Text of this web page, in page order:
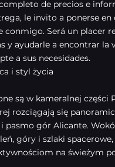
de precios e
le invito a ponerse
conmigo. Será un placer
y ayudarle a encontrar la
a sus necesidades.
i styl życia
są w kameralnej części
rozciągają się
pasmo gór Alicante.
góry i szlaki
na świeżym